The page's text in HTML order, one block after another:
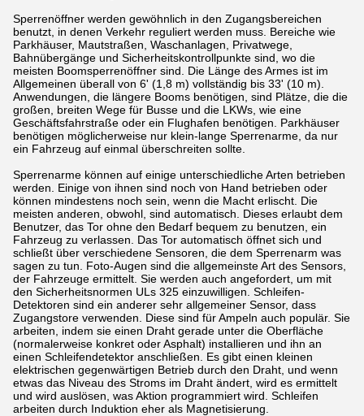
Sperrenöffner werden gewöhnlich in den Zugangsbereichen
benutzt, in denen Verkehr reguliert werden muss. Bereiche wie
Parkhäuser, Mautstraßen, Waschanlagen, Privatwege,
Bahnübergänge und Sicherheitskontrollpunkte sind, wo die
meisten Boomsperrenöffner sind. Die Länge des Armes ist im
Allgemeinen überall von 6' (1,8 m) vollständig bis 33' (10 m).
Anwendungen, die längere Booms benötigen, sind Plätze, die die
großen, breiten Wege für Busse und die LKWs, wie eine
Geschäftsfahrstraße oder ein Flughafen benötigen. Parkhäuser
benötigen möglicherweise nur klein-lange Sperrenarme, da nur
ein Fahrzeug auf einmal überschreiten sollte.
Sperrenarme können auf einige unterschiedliche Arten betrieben
werden. Einige von ihnen sind noch von Hand betrieben oder
können mindestens noch sein, wenn die Macht erlischt. Die
meisten anderen, obwohl, sind automatisch. Dieses erlaubt dem
Benutzer, das Tor ohne den Bedarf bequem zu benutzen, ein
Fahrzeug zu verlassen. Das Tor automatisch öffnet sich und
schließt über verschiedene Sensoren, die dem Sperrenarm was
sagen zu tun. Foto-Augen sind die allgemeinste Art des Sensors,
der Fahrzeuge ermittelt. Sie werden auch angefordert, um mit
den Sicherheitsnormen ULs 325 einzuwilligen. Schleifen-
Detektoren sind ein anderer sehr allgemeiner Sensor, dass
Zugangstore verwenden. Diese sind für Ampeln auch populär. Sie
arbeiten, indem sie einen Draht gerade unter die Oberfläche
(normalerweise konkret oder Asphalt) installieren und ihn an
einen Schleifendetektor anschließen. Es gibt einen kleinen
elektrischen gegenwärtigen Betrieb durch den Draht, und wenn
etwas das Niveau des Stroms im Draht ändert, wird es ermittelt
und wird auslösen, was Aktion programmiert wird. Schleifen
arbeiten durch Induktion eher als Magnetisierung.